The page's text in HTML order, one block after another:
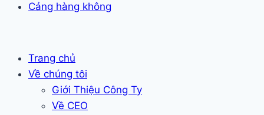
Cảng hàng không
Trang chủ
Về chúng tôi
Giới Thiệu Công Ty
Về CEO